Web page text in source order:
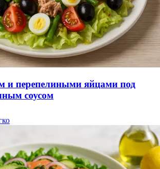
и перепелиными яйцами под
соусом